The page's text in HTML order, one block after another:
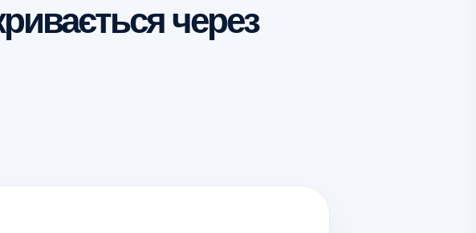
через